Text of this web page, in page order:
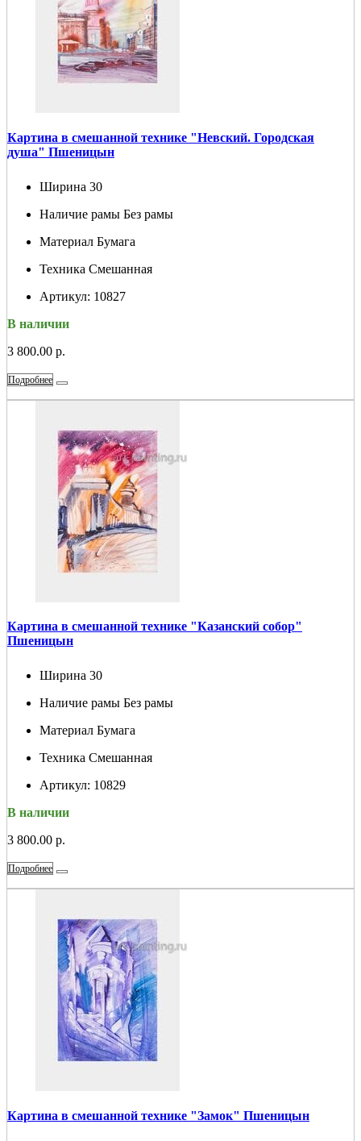
Картина в смешанной технике "Невский. Городская
душа" Пшеницын
Ширина 30
Наличие рамы Без рамы
Материал Бумага
Техника Смешанная
Артикул: 10827
В наличии
3 800.00 р.
Подробнее
Картина в смешанной технике "Казанский собор"
Пшеницын
Ширина 30
Наличие рамы Без рамы
Материал Бумага
Техника Смешанная
Артикул: 10829
В наличии
3 800.00 р.
Подробнее
Картина в смешанной технике "Замок" Пшеницын